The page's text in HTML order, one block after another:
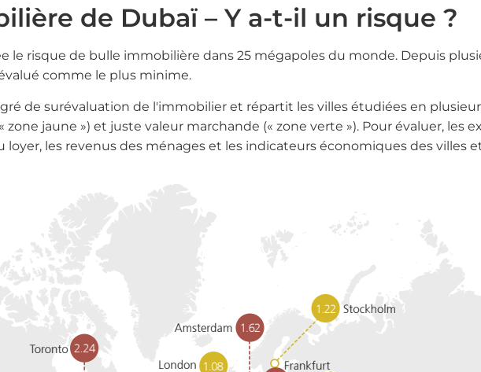
de Dubaï – Y a-t-il un risque ?
le risque de bulle immobilière dans 25 mégapoles du monde. Depuis
comme le plus minime.
de surévaluation de l'immobilier et répartit les villes étudiées en
zone jaune ») et juste valeur marchande (« zone verte »). Pour évaluer,
les revenus des ménages et les indicateurs économiques des villes